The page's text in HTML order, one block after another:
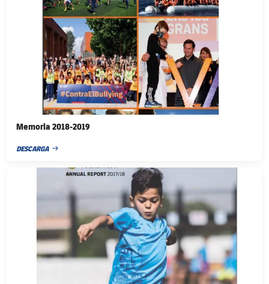
Memoria 2018-2019
DESCARGA
FECHA DE PUBLICACIÓN
FC Barcelona club badge